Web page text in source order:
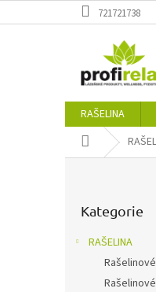
na
721721738
RAŠELINA
Domů
kategorie
Kategorie
RAŠELINA